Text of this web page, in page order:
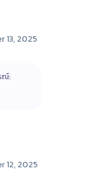
13, 2025
ณ์:
12, 2025